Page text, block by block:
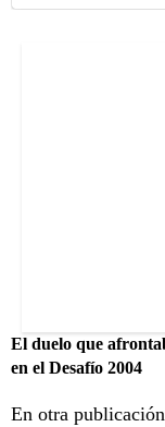
El duelo que
en el Desafío 2004
En otra